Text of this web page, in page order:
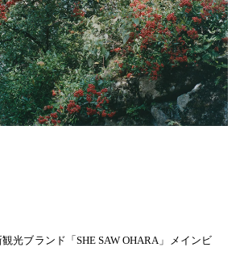
光ブランド「SHE SAW OHARA」メインビ